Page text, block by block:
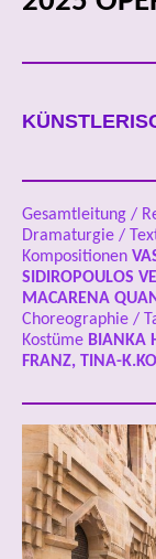
Gesamtleitung /
Dramaturgie /
Kompositionen
SIDIROPOULOS
MACARENA
Choreographie /
Kostüme BIANKA
FRANZ, TINA-